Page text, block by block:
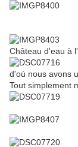
Château d'eau à
d'où nous avons
Tout simplement